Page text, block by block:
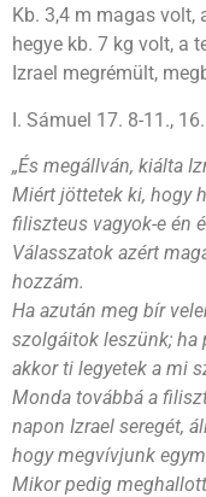
Kb. 3,4 m magas
hegye kb. 7 kg volt, a
Izrael megrémült,
I. Sámuel 17. 8-11., 16.
„És megállván, kiálta
Miért jöttetek ki, hogy
filiszteus vagyok-e én
Válasszatok azért
hozzám.
Ha azután meg bír
szolgáitok leszünk; ha
akkor ti legyetek a mi
Monda továbbá a
napon Izrael seregét,
hogy megvívjunk
Mikor pedig